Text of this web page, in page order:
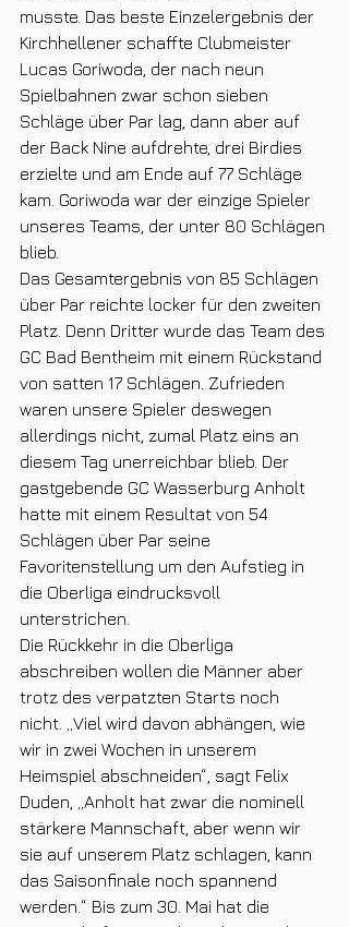
musste. Das beste Einzelergebnis der
Kirchhellener schaffte Clubmeister
Lucas Goriwoda, der nach neun
Spielbahnen zwar schon sieben
Schläge über Par lag, dann aber auf
der Back Nine aufdrehte, drei Birdies
erzielte und am Ende auf 77 Schläge
kam. Goriwoda war der einzige Spieler
unseres Teams, der unter 80 Schlägen
blieb.
Das Gesamtergebnis von 85 Schlägen
über Par reichte locker für den zweiten
Platz. Denn Dritter wurde das Team des
GC Bad Bentheim mit einem Rückstand
von satten 17 Schlägen. Zufrieden
waren unsere Spieler deswegen
allerdings nicht, zumal Platz eins an
diesem Tag unerreichbar blieb. Der
gastgebende GC Wasserburg Anholt
hatte mit einem Resultat von 54
Schlägen über Par seine
Favoritenstellung um den Aufstieg in
die Oberliga eindrucksvoll
unterstrichen.
Die Rückkehr in die Oberliga
abschreiben wollen die Männer aber
trotz des verpatzten Starts noch
nicht. „Viel wird davon abhängen, wie
wir in zwei Wochen in unserem
Heimspiel abschneiden“, sagt Felix
Duden, „Anholt hat zwar die nominell
stärkere Mannschaft, aber wenn wir
sie auf unserem Platz schlagen, kann
das Saisonfinale noch spannend
werden.“ Bis zum 30. Mai hat die